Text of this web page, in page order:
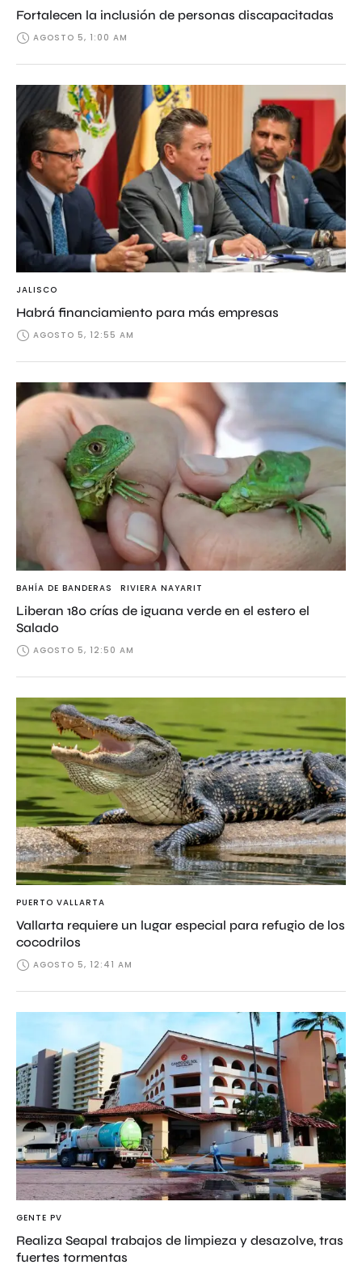
Fortalecen la inclusión de personas discapacitadas
AGOSTO 5, 1:00 AM
JALISCO
Habrá financiamiento para más empresas
AGOSTO 5, 12:55 AM
BAHÍA DE BANDERAS RIVIERA NAYARIT
Liberan 180 crías de iguana verde en el estero el
Salado
AGOSTO 5, 12:50 AM
PUERTO VALLARTA
Vallarta requiere un lugar especial para refugio de los
cocodrilos
AGOSTO 5, 12:41 AM
GENTE PV
Realiza Seapal trabajos de limpieza y desazolve, tras
fuertes tormentas